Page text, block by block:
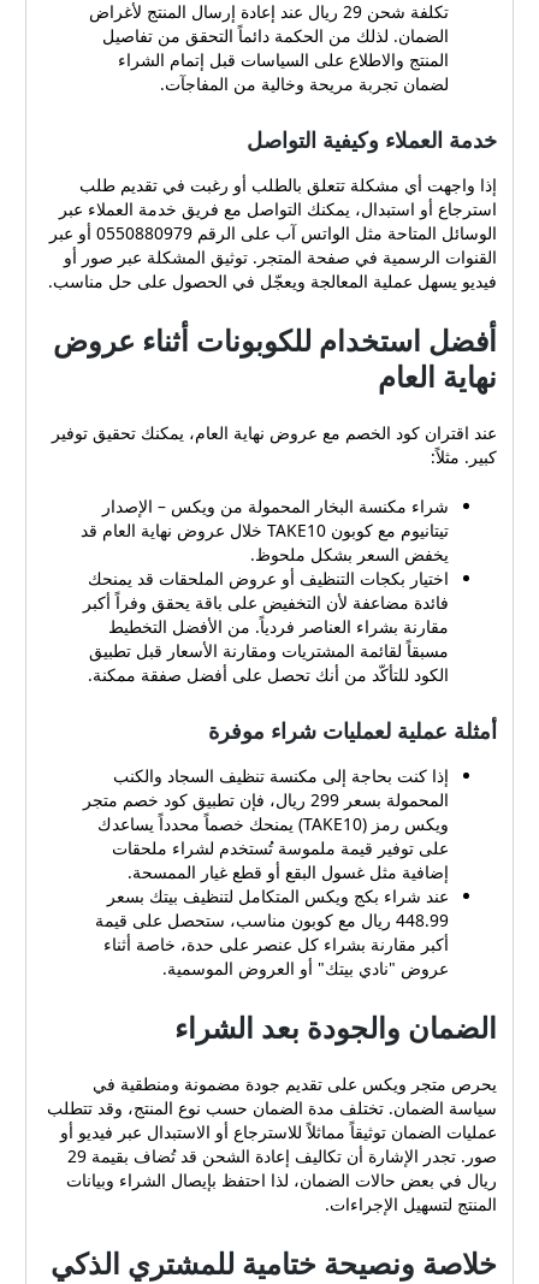
تكلفة شحن 29 ريال عند إعادة إرسال المنتج لأغراض
الضمان. لذلك من الحكمة دائماً التحقق من تفاصيل
المنتج والاطلاع على السياسات قبل إتمام الشراء
لضمان تجربة مريحة وخالية من المفاجآت.
خدمة العملاء وكيفية التواصل
إذا واجهت أي مشكلة تتعلق بالطلب أو رغبت في تقديم طلب
استرجاع أو استبدال، يمكنك التواصل مع فريق خدمة العملاء عبر
الوسائل المتاحة مثل الواتس آب على الرقم 0550880979 أو عبر
القنوات الرسمية في صفحة المتجر. توثيق المشكلة عبر صور أو
فيديو يسهل عملية المعالجة ويعجّل في الحصول على حل مناسب.
أفضل استخدام للكوبونات أثناء عروض
نهاية العام
عند اقتران كود الخصم مع عروض نهاية العام، يمكنك تحقيق توفير
كبير. مثلاً:
شراء مكنسة البخار المحمولة من ويكس – الإصدار
تيتانيوم مع كوبون TAKE10 خلال عروض نهاية العام قد
يخفض السعر بشكل ملحوظ.
اختيار بكجات التنظيف أو عروض الملحقات قد يمنحك
فائدة مضاعفة لأن التخفيض على باقة يحقق وفراً أكبر
مقارنة بشراء العناصر فردياً. من الأفضل التخطيط
مسبقاً لقائمة المشتريات ومقارنة الأسعار قبل تطبيق
الكود للتأكّد من أنك تحصل على أفضل صفقة ممكنة.
أمثلة عملية لعمليات شراء موفرة
إذا كنت بحاجة إلى مكنسة تنظيف السجاد والكنب
المحمولة بسعر 299 ريال، فإن تطبيق كود خصم متجر
ويكس رمز (TAKE10) يمنحك خصماً محدداً يساعدك
على توفير قيمة ملموسة تُستخدم لشراء ملحقات
إضافية مثل غسول البقع أو قطع غيار الممسحة.
عند شراء بكج ويكس المتكامل لتنظيف بيتك بسعر
448.99 ريال مع كوبون مناسب، ستحصل على قيمة
أكبر مقارنة بشراء كل عنصر على حدة، خاصة أثناء
عروض "نادي بيتك" أو العروض الموسمية.
الضمان والجودة بعد الشراء
يحرص متجر ويكس على تقديم جودة مضمونة ومنطقية في
سياسة الضمان. تختلف مدة الضمان حسب نوع المنتج، وقد تتطلب
عمليات الضمان توثيقاً مماثلاً للاسترجاع أو الاستبدال عبر فيديو أو
صور. تجدر الإشارة أن تكاليف إعادة الشحن قد تُضاف بقيمة 29
ريال في بعض حالات الضمان، لذا احتفظ بإيصال الشراء وبيانات
المنتج لتسهيل الإجراءات.
خلاصة ونصيحة ختامية للمشتري الذكي